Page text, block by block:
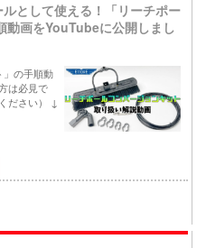
として使える！「リーチポー
動画をYouTubeに公開しまし
」の手順動
は必見で
ださい） ↓